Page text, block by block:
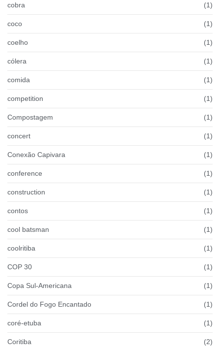
cobra (1)
coco (1)
coelho (1)
cólera (1)
comida (1)
competition (1)
Compostagem (1)
concert (1)
Conexão Capivara (1)
conference (1)
construction (1)
contos (1)
cool batsman (1)
coolritiba (1)
COP 30 (1)
Copa Sul-Americana (1)
Cordel do Fogo Encantado (1)
coré-etuba (1)
Coritiba (2)